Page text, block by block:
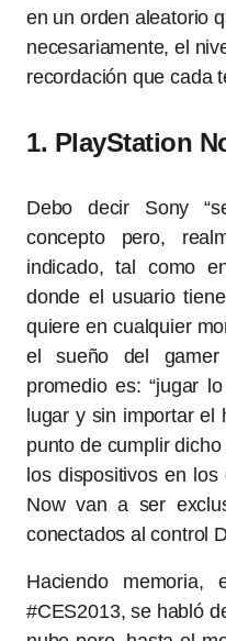
en un orden aleatorio
necesariamente, el
recordación que cada
1. PlayStation
Debo decir Sony
concepto pero,
indicado, tal como
donde el usuario
quiere en cualquier
el sueño del gamer
promedio es: “jugar
lugar y sin importar el
punto de cumplir
los dispositivos en
Now van a ser
conectados al control
Haciendo memoria,
#CES2013, se habló